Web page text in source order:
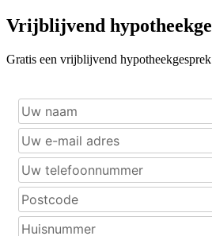
Vrijblijvend
Gratis een vrijblijvend